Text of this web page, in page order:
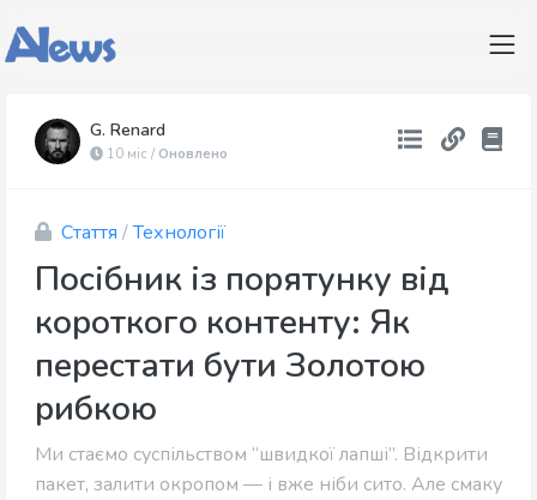
G. Renard
10 міс / Оновлено
Стаття /Технології
Посібник із порятунку від
короткого контенту: Як
перестати бути Золотою
рибкою
Ми стаємо суспільством “швидкої лапші”. Відкрити
пакет, залити окропом — і вже ніби сито. Але смаку